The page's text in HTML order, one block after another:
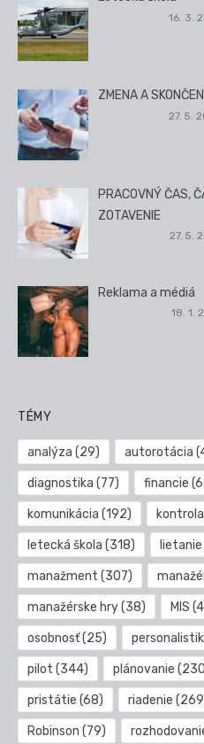
16. 3.
ZMENA A
27. 5.
PRACOVNÝ ČAS,
ZOTAVENIE
27. 5.
Reklama a médiá
18. 1.
TÉMY
analýza (29) autorotácia
diagnostika (77) financie
komunikácia (192) kontrola
letecká škola (318) lietanie
manažment (307)
manažérske hry(38) MIS
osobnosť(25)
pilot (344) plánovanie
pristátie (68) riadenie
Robinson (79)